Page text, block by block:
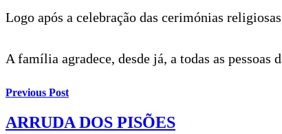
Logo após a celebração das cerimónias
A família agradece, desde já, a todas as pessoas
Previous Post
ARRUDA DOS PISÕES